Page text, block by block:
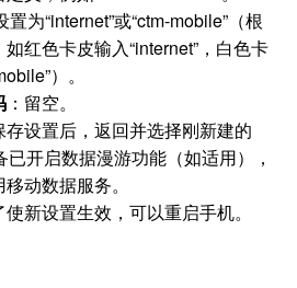
置为“internet”或“ctm-mobile”（根
红色卡皮输入“internet”，白色卡
）。
：留空。
存设置后，返回并选择刚新建的
开启数据漫游功能（如适用），
动数据服务。
新设置生效，可以重启手机。